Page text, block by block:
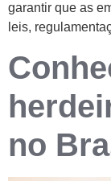
garantir que as
leis,
no